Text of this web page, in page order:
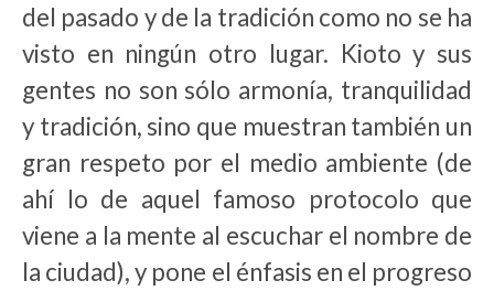
del pasado y de la tradición como no se ha
visto en ningún otro lugar. Kioto y sus
gentes no son sólo armonía, tranquilidad
y tradición, sino que muestran también un
gran respeto por el medio ambiente (de
ahí lo de aquel famoso protocolo que
viene a la mente al escuchar el nombre de
la ciudad), y pone el énfasis en el progreso